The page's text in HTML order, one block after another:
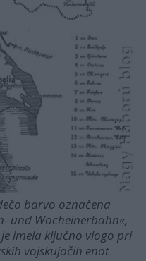
barvo označena
und Wocheinerbahn«,
imela ključno vlogo pri
vojskujočih enot